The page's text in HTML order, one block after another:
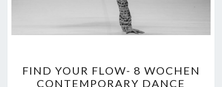
YOUR
FIND YOUR FLOW- 8 WOCHEN
CONTEMPORARY DANCE